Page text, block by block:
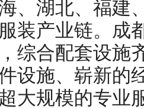
、湖北、福建
装产业链。成
综合配套设施
设施、崭新的
大规模的专业